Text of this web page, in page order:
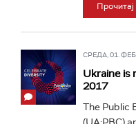
Прочитај
СРЕДА, 01. ФЕБ
Ukraine is
2017
The Public